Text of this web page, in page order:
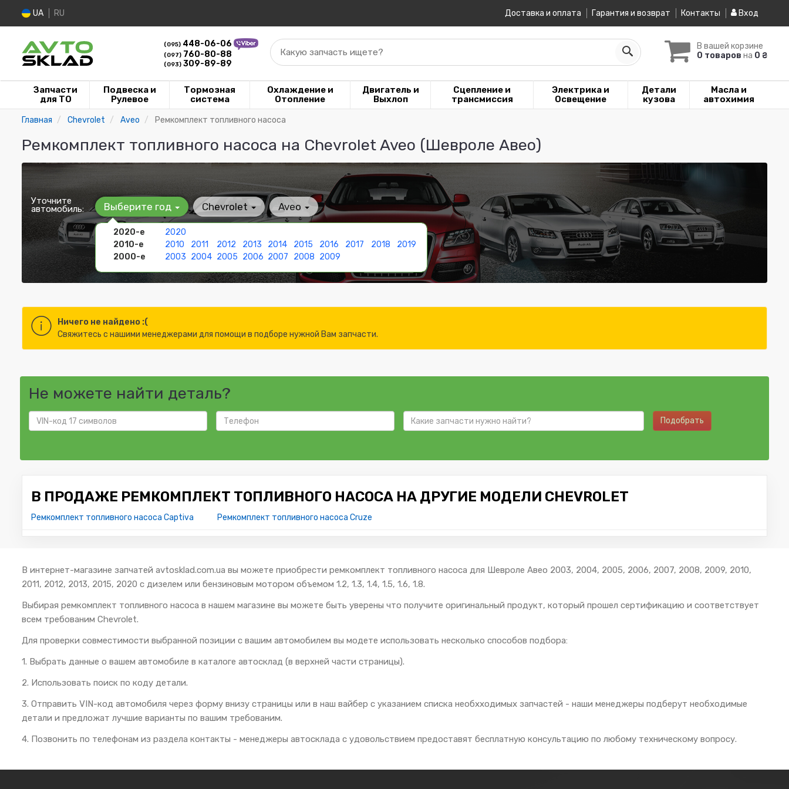
UA RU Доставка и оплата Гарантия и возврат Контакты Вход
(095) 448-06-06
(097) 760-80-88
(093) 309-89-89
В вашей корзине
0 товаров на 0 ₴
Какую запчасть ищете?
Запчасти
для ТО
Подвеска и
Рулевое
Тормозная
система
Охлаждение и
Отопление
Двигатель и
Выхлоп
Сцепление и
трансмиссия
Электрика и
Освещение
Детали
кузова
Масла и
автохимия
Главная Chevrolet Aveo Ремкомплект топливного насоса
Ремкомплект топливного насоса на Chevrolet Aveo (Шевроле Авео)
Уточните
автомобиль: Выберите год
2020-е
2020
2010-е
2010 2011 2012 2013 2014 2015 2016 2017 2018
2019
2000-е
2003 2004 2005 2006 2007 2008 2009
Chevrolet Aveo
Ничего не найдено :(
Cвяжитесь с нашими менеджерами для помощи в подборе нужной Вам запчасти.
Не можете найти деталь?
Подобрать
В ПРОДАЖЕ РЕМКОМПЛЕКТ ТОПЛИВНОГО НАСОСА НА ДРУГИЕ МОДЕЛИ CHEVROLET
Ремкомплект топливного насоса Captiva Ремкомплект топливного насоса Cruze
В интернет-магазине запчатей avtosklad.com.ua вы можете приобрести ремкомплект топливного насоса для Шевроле Авео 2003, 2004, 2005, 2006, 2007, 2008, 2009, 2010,
2011, 2012, 2013, 2015, 2020 с дизелем или бензиновым мотором объемом 1.2, 1.3, 1.4, 1.5, 1.6, 1.8.
Выбирая ремкомплект топливного насоса в нашем магазине вы можете быть уверены что получите оригинальный продукт, который прошел сертификацию и соответствует
всем требованим Chevrolet.
Для проверки совместимости выбранной позиции с вашим автомобилем вы модете использовать несколько способов подбора:
1. Выбрать данные о вашем автомобиле в каталоге автосклад (в верхней части страницы).
2. Использовать поиск по коду детали.
3. Отправить VIN-код автомобиля через форму внизу страницы или в наш вайбер с указанием списка необхходимых запчастей - наши менеджеры подберут необходимые
детали и предложат лучшие варианты по вашим требованим.
4. Позвонить по телефонам из раздела контакты - менеджеры автосклада с удовольствием предоставят бесплатную консультацию по любому техническому вопросу.